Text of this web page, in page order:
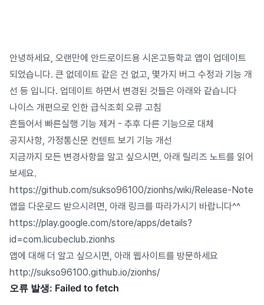
안녕하세요, 오랜만에 안드로이드용 시온고등학교 앱이 업데이트
되었습니다. 큰 없데이트 같은 건 없고, 몇가지 버그 수정과 기능 개
선 등 입니다. 업데이트 하면서 변경된 것들은 아래와 같습니다
나이스 개편으로 인한 급식조회 오류 고침
흔들어서 빠른실행 기능 제거 - 추후 다른 기능으로 대체
공지사항, 가정통신문 컨텐트 보기 기능 개선
지금까지 모든 변경사항을 알고 싶으시면, 아래 릴리즈 노트를 읽어
보세요.
https://github.com/sukso96100/zionhs/wiki/Release-Note
앱을 다운로드 받으시려면, 아래 링크를 따라가시기 바랍니다^^
https://play.google.com/store/apps/details?
id=com.licubeclub.zionhs
앱에 대해 더 알고 싶으시면, 아래 웹사이트를 방문하세요
http://sukso96100.github.io/zionhs/